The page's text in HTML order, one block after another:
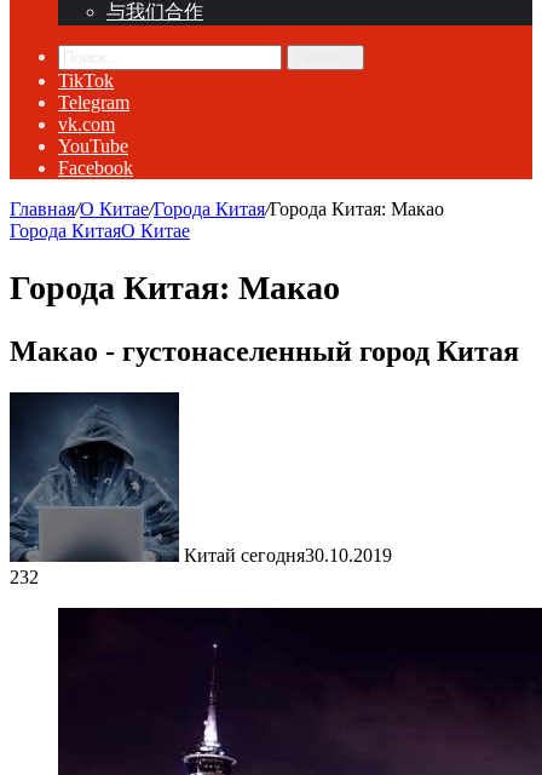
与我们合作
TikTok
Telegram
vk.com
YouTube
Facebook
Главная/О Китае/Города Китая/Города Китая: Макао
Города КитаяО Китае
Города Китая: Макао
Макао - густонаселенный город Китая
Китай сегодня30.10.2019
232